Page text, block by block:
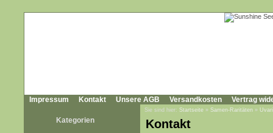
Impressum Kontakt Unsere AGB Versandkosten Vertrag
Kategorien
Sie sind hier: Startseite » Samen-Raritäten »
Kontakt